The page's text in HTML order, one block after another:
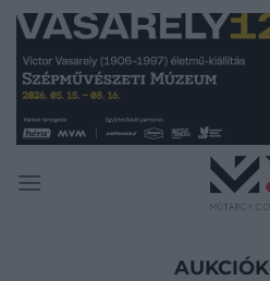
Skip
content
AUKCIÓK